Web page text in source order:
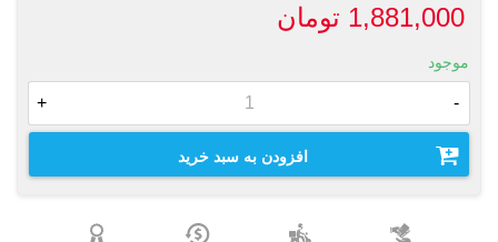
1,881,000 تومان
موجود
-
+
افزودن به سبد خرید